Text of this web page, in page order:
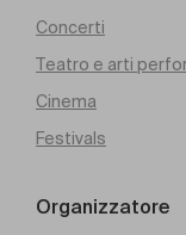
Concerti
Teatro e arti
Cinema
Festivals
Organizzatore